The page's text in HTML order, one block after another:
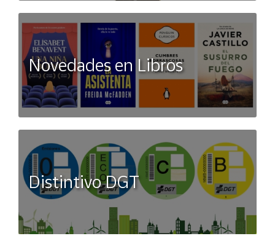
Novedades en Libros
Distintivo DGT